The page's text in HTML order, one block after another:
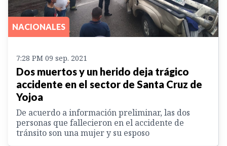
NACIONALES
7:28 PM 09 sep. 2021
Dos muertos y un herido deja trágico
accidente en el sector de Santa Cruz de
Yojoa
De acuerdo a información preliminar, las dos
personas que fallecieron en el accidente de
tránsito son una mujer y su esposo